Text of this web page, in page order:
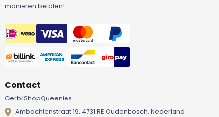
manieren betalen!
Contact
GerbilShopQueenies
Ambachtenstraat 19, 4731 RE Oudenbosch, Nederland